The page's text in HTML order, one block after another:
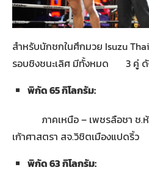
สำหรับนักชกในศึกมวย Isuzu
รอบชิงชนะเลิศ มีทั้งหมด 3 คู่
พิกัด65 กิโลกรัม:
ภาคเหนือ – เพชรลือชา ช.ห้
เก้าศาสตรา สจ.วิชิตเมืองแปดริ้ว
พิกัด63 กิโลกรัม: